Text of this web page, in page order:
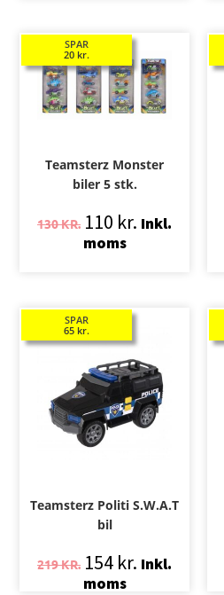
SPAR
20 kr.
Teamsterz Monster
biler 5 stk.
130KR. 110 kr. Inkl.
moms
SPAR
65 kr.
Teamsterz Politi S.W.A.T
bil
219KR. 154 kr. Inkl.
moms